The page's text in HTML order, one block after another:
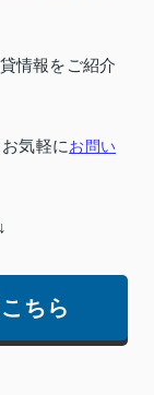
情報をご紹介
気軽にお問い
ちら